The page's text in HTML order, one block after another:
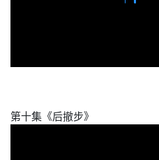
第十集《后撤步》